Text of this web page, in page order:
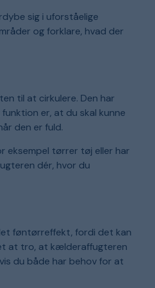
sig i uforståelige
og forklare, hvad der
til at cirkulere. Den har
er, at du skal kunne
den er fuld.
eksempel tørrer tøj eller har
dér, hvor du
føntørreffekt, fordi det kan
at tro, at kælderaffugteren
du både har behov for at